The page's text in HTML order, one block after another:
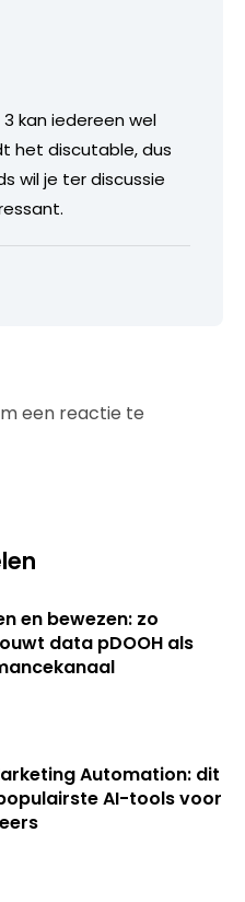
kan iedereen wel
het discutable, dus
wil je ter discussie
een reactie te
en bewezen: zo
data pDOOH als
Automation: dit
AI-tools voor